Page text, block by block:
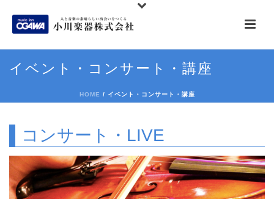
イベント・コンサート・講座
HOME / イベント・コンサート・講座
コンサート・LIVE